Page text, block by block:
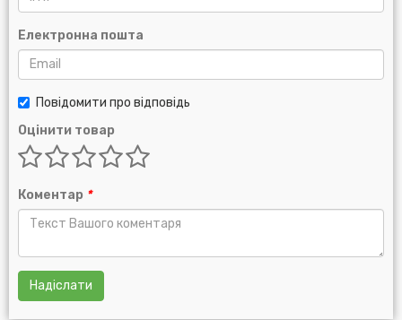
Електронна пошта
Повідомити про відповідь
Оцінити товар
Коментар *
Надіслати